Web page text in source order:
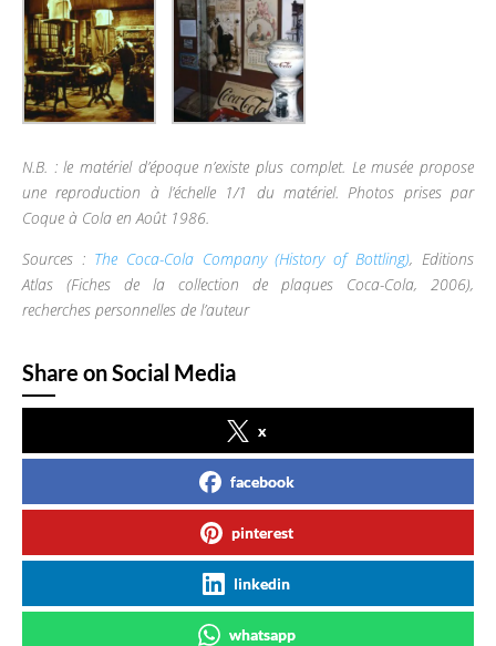
N.B. : le matériel d’époque n’existe plus complet. Le musée propose
une reproduction à l’échelle 1/1 du matériel. Photos prises par
Coque à Cola en Août 1986.
Sources : The Coca-Cola Company (History of Bottling), Editions
Atlas (Fiches de la collection de plaques Coca-Cola, 2006),
recherches personnelles de l’auteur
Share on Social Media
x
facebook
pinterest
linkedin
whatsapp